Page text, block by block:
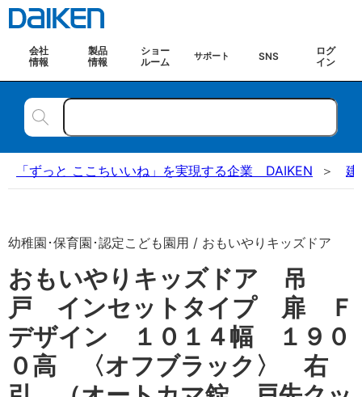
会社
情報
製品
情報
ショー
ルーム
サポート SNS
ログ
イン
「ずっと ここちいいね」を実現する企業 DAIKEN 建
幼稚園･保育園･認定こども園用 / おもいやりキッズドア
おもいやりキッズドア 吊
戸 インセットタイプ 扉 Ｆ
デザイン １０１４幅 １９０
０高 〈オフブラック〉 右